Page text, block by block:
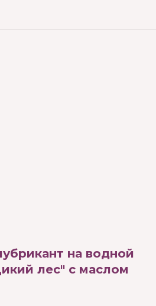
на водной
лес" с маслом